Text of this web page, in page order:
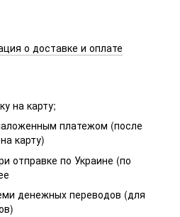
о доставке и оплате
на карту;
платежом (после
карту)
отправке по Украине (по
денежных переводов (для